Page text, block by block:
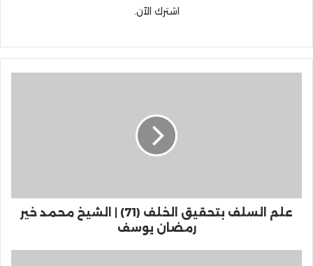
اشترك الآن.
علم السلف بتحقيق الخلف (71) | الشيخ محمد خير
رمضان يوسف